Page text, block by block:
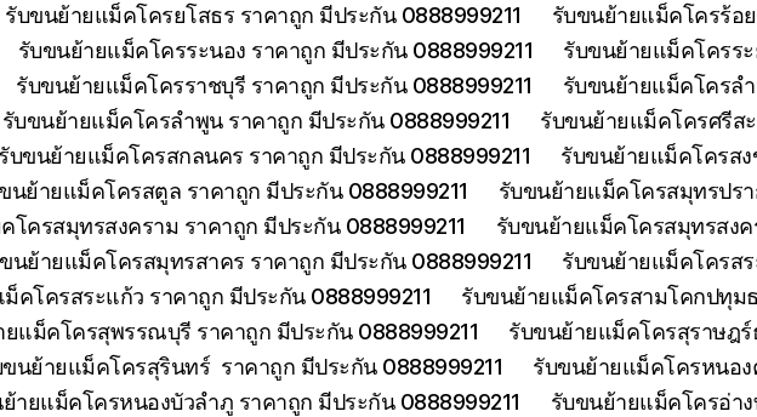
รับขนย้ายแม็คโครยโสธร ราคาถูก มีประกัน 0888999211
รับขนย้ายแม็คโครร้อ
รับขนย้ายแม็คโครระนอง ราคาถูก มีประกัน 0888999211
รับขนย้ายแม็คโครร
รับขนย้ายแม็คโครราชบุรี ราคาถูก มีประกัน 0888999211
รับขนย้ายแม็คโครล
รับขนย้ายแม็คโครลำพูน ราคาถูก มีประกัน 0888999211
รับขนย้ายแม็คโครศรีส
รับขนย้ายแม็คโครสกลนคร ราคาถูก มีประกัน 0888999211
รับขนย้ายแม็คโครสง
นย้ายแม็คโครสตูล ราคาถูก มีประกัน 0888999211
รับขนย้ายแม็คโครสมุทรปร
โครสมุทรสงคราม ราคาถูก มีประกัน 0888999211
รับขนย้ายแม็คโครสมุทรสงค
นย้ายแม็คโครสมุทรสาคร ราคาถูก มีประกัน 0888999211
รับขนย้ายแม็คโครสร
คโครสระแก้ว ราคาถูก มีประกัน 0888999211
รับขนย้ายแม็คโครสามโคกปทุม
ยแม็คโครสุพรรณบุรี ราคาถูก มีประกัน 0888999211
รับขนย้ายแม็คโครสุราษฎร์
ขนย้ายแม็คโครสุรินทร์ ราคาถูก มีประกัน 0888999211
รับขนย้ายแม็คโครหนอง
ายแม็คโครหนองบัวลำภู ราคาถูก มีประกัน 0888999211
รับขนย้ายแม็คโครอ่า